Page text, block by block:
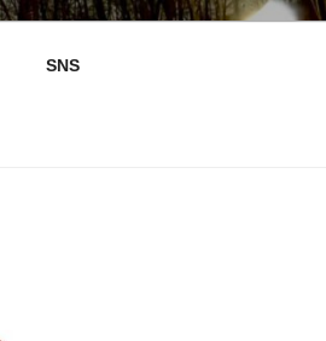
SNS